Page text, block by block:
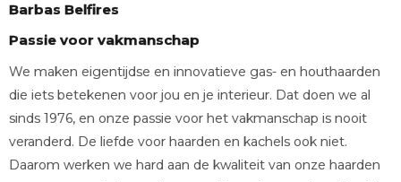
Barbas Belfires
Passie voor vakmanschap
We maken eigentijdse en innovatieve gas- en houthaarden
die iets betekenen voor jou en je interieur. Dat doen we al
sinds 1976, en onze passie voor het vakmanschap is nooit
veranderd. De liefde voor haarden en kachels ook niet.
Daarom werken we hard aan de kwaliteit van onze haarden